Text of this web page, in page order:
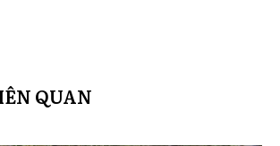
QUAN